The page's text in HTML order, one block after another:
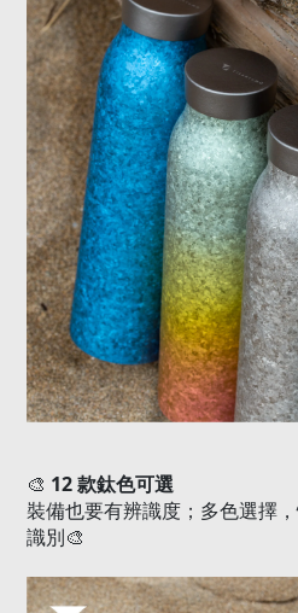
🎨 12 款鈦色可選
裝備也要有辨識度；多色選擇
識別 🎨